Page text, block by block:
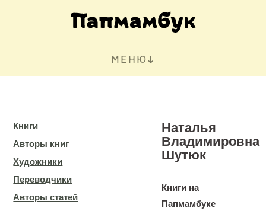
МЕНЮ
Книги
Авторы книг
Художники
Переводчики
Авторы статей
Наталья
Владимировна
Шутюк
Книги на
Папмамбуке